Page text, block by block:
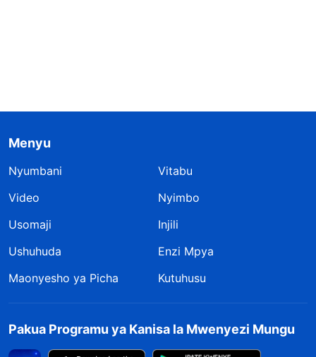
Menyu
Nyumbani
Vitabu
Video
Nyimbo
Usomaji
Injili
Ushuhuda
Enzi Mpya
Maonyesho ya Picha
Kutuhusu
Pakua Programu ya Kanisa la Mwenyezi Mungu